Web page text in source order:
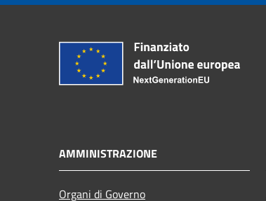
AMMINISTRAZIONE
Organi di Governo